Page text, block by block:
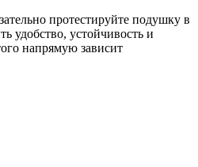
протестируйте подушку в
удобство, устойчивость и
напрямую зависит